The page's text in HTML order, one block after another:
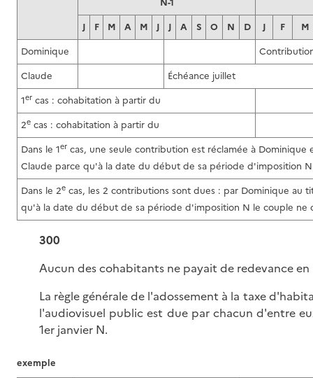
J
F M A M J J A S O N D J F
M
Dominique
Claude
Échéance juillet
1er cas : cohabitation à partir du
2e cas : cohabitation à partir du
Dans le 1er cas, une seule contribution est réclamée à
Claude parce qu'à la date du début de sa période d'imposition
Dans le 2e cas, les 2 contributions sont dues : par Dominique au
qu'à la date du début de sa période d'imposition N le couple ne
300
Aucun des cohabitants ne payait de redevance
La règle générale de l'adossement à la taxe
l'audiovisuel public est due par chacun d'entre
1er janvier N.
exemple